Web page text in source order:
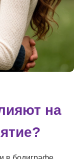
на